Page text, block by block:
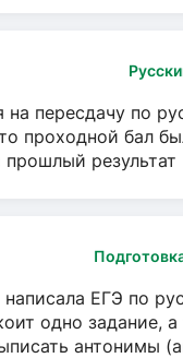
на пересдачу по
проходной бал
прошлый результат
написала ЕГЭ по
одно задание,
антонимы